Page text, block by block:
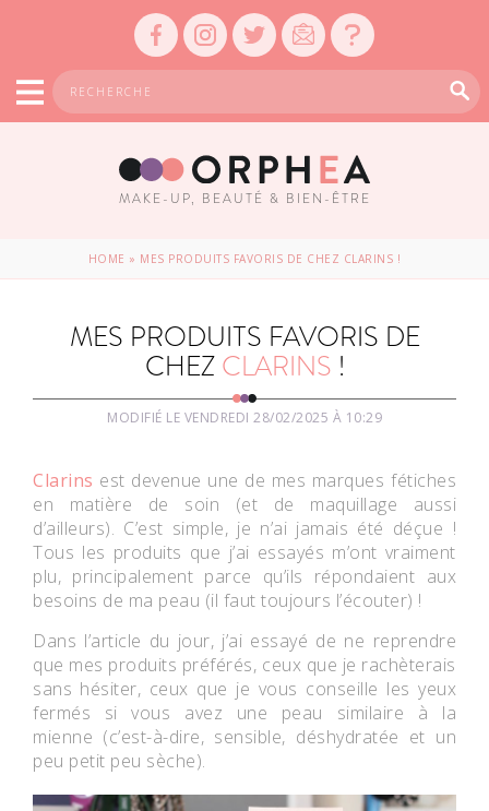
MAKE-UP, BEAUTÉ & BIEN-ÊTRE
HOME » MES PRODUITS FAVORIS DE CHEZ CLARINS !
MES PRODUITS FAVORIS DE
CHEZCLARINS !
MODIFIÉ LE VENDREDI 28/02/2025 À 10:29
Clarins est devenue une de mes marques fétiches
en matière de soin (et de maquillage aussi
d’ailleurs). C’est simple, je n’ai jamais été déçue !
Tous les produits que j’ai essayés m’ont vraiment
plu, principalement parce qu’ils répondaient aux
besoins de ma peau (il faut toujours l’écouter) !
Dans l’article du jour, j’ai essayé de ne reprendre
que mes produits préférés, ceux que je rachèterais
sans hésiter, ceux que je vous conseille les yeux
fermés si vous avez une peau similaire à la
mienne (c’est-à-dire, sensible, déshydratée et un
peu petit peu sèche).